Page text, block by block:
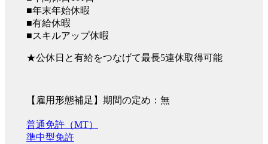
■年末年始休暇
■有給休暇
■スキルアップ休暇
★公休日と有給をつなげて最長5連休取得可能
【雇用形態補足】期間の定め：無
普通免許（MT）
準中型免許